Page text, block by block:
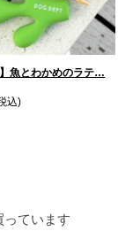
】魚とわかめのラテ…
込)
っています